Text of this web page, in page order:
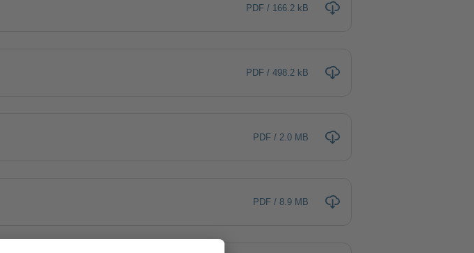
PDF / 166.2 kB
PDF / 498.2 kB
PDF / 2.0 MB
PDF / 8.9 MB